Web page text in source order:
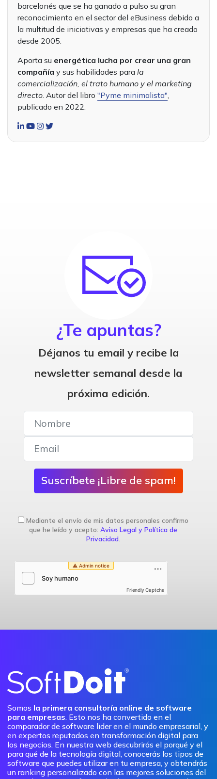
barcelonés que se ha ganado a pulso su gran
reconocimiento en el sector del eBusiness debido a
la multitud de iniciativas y empresas que ha creado
desde 2005.
Aporta su energética lucha por crear una gran
compañía y sus habilidades para la
comercialización, el trato humano y el marketing
directo . Autor del libro "Pyme minimalista"
publicado en 2022.
¿Te apuntas?
Déjanos tu email y recibe la
newsletter semanal desde la
próxima edición.
Suscríbete ¡Libre de spam!
Mediante el envío de mis datos personales confirmo
que he leído y acepto: Aviso Legal y Política de
Privacidad.
Friendly Captcha
Somos la primera consultoría online de software
para empresas. Esto nos ha convertido en el
comparador de software lider en el mundo empresarial, y
en expertos reputados en transformación digital para
los negocios. En nuestra web descubrirás el porqué y el
para qué de la tecnología digital, conocerás los tipos de
software que puedes utilizar en tu empresa, y obtendrás
un ranking personalizado con las mejores soluciones del